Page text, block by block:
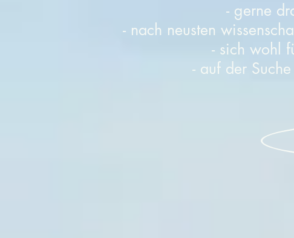
- gerne
- nach neusten
- sich wohl
- auf der